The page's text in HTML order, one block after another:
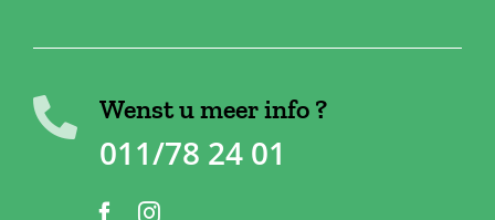
Wenst u meer info ?
011/78 24 01